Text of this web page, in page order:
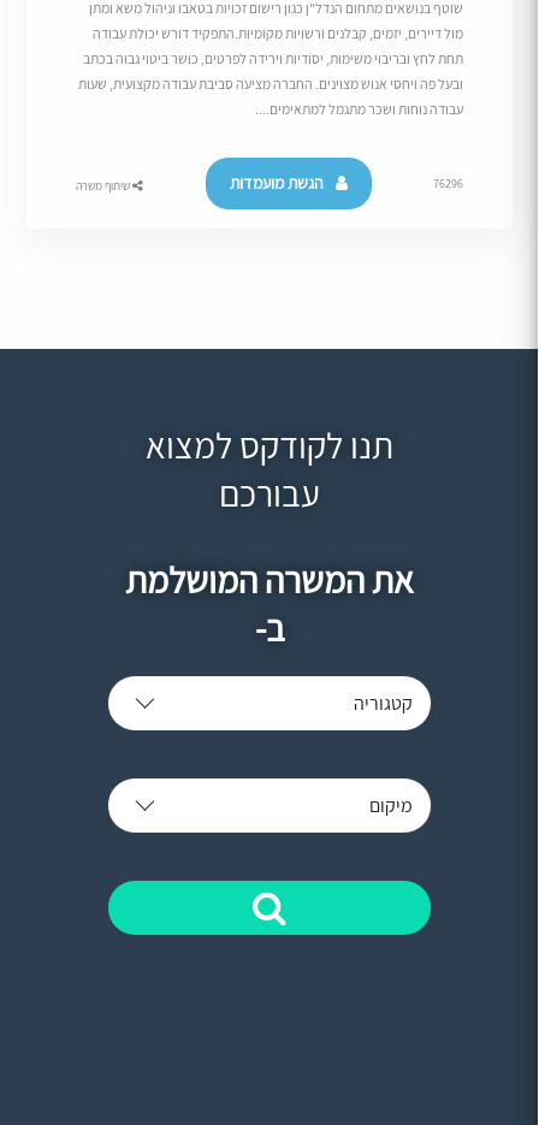
שוטף בנושאים מתחום הנדל"ן כגון רישום זכויות בטאבו וניהול משא ומתן
מול דיירים, יזמים, קבלנים ורשויות מקומיות.התפקיד דורש יכולת עבודה
תחת לחץ ובריבוי משימות, יסודיות וירידה לפרטים, כושר ביטוי גבוה בכתב
ובעל פה ויחסי אנוש מצוינים. החברה מציעה סביבת עבודה מקצועית, שעות
עבודה נוחות ושכר מתגמל למתאימים....
76296 הגשת מועמדות שיתוף משרה
תנו לקודקס למצוא
עבורכם
את המשרה המושלמת
ב-
קטגוריה
מיקום